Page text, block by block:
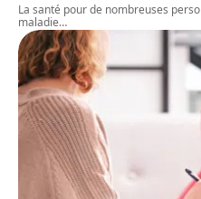
La santé pour de nombreuses
maladie…